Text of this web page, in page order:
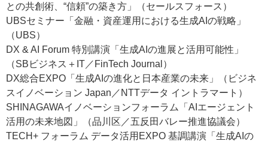
との共創術、“信頼”の築き方」（セールスフォース）
UBSセミナー「金融・資産運用における生成AIの戦略」
（UBS）
DX & AI Forum 特別講演「生成AIの進展と活用可能性」
（SBビジネス＋IT／FinTech Journal）
DX総合EXPO「生成AIの進化と日本産業の未来」（ビジネ
スイノベーション Japan／NTTデータ イントラマート）
SHINAGAWAイノベーションフォーラム「AIエージェント
活用の未来地図」（品川区／五反田バレー推進協議会）
TECH+ フォーラム データ活用EXPO 基調講演「生成AIの